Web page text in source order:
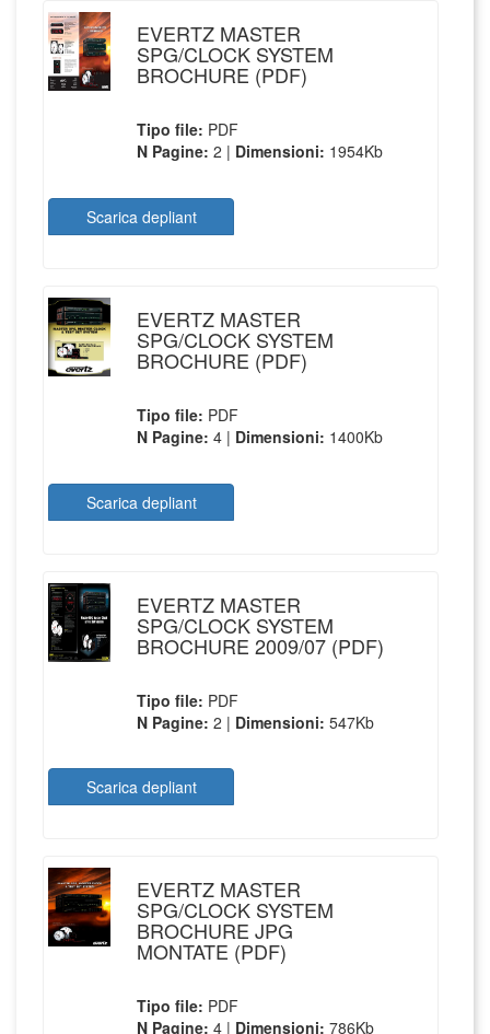
EVERTZ MASTER
SPG/CLOCK SYSTEM
BROCHURE (PDF)
Tipo file: PDF
N Pagine:2 | Dimensioni: 1954Kb
Scarica depliant
EVERTZ MASTER
SPG/CLOCK SYSTEM
BROCHURE (PDF)
Tipo file: PDF
N Pagine:4 | Dimensioni: 1400Kb
Scarica depliant
EVERTZ MASTER
SPG/CLOCK SYSTEM
BROCHURE 2009/07 (PDF)
Tipo file: PDF
N Pagine:2 | Dimensioni:547Kb
Scarica depliant
EVERTZ MASTER
SPG/CLOCK SYSTEM
BROCHURE JPG
MONTATE (PDF)
Tipo file: PDF
N Pagine:4 | Dimensioni:786Kb